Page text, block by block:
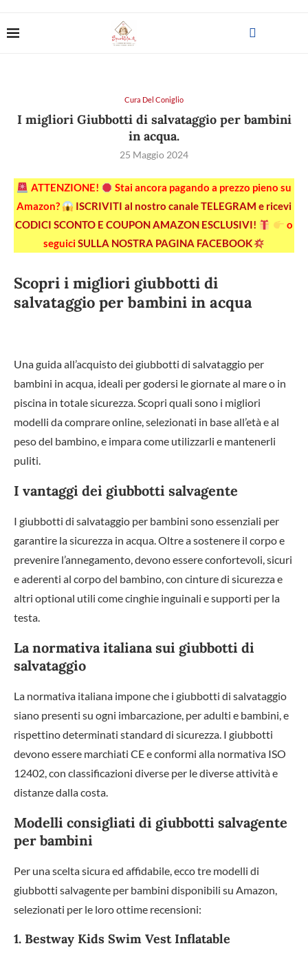
Cura Del Coniglio
I migliori Giubbotti di salvataggio per bambini
in acqua.
25 Maggio 2024
ATTENZIONE!
Stai ancora pagando a prezzo pieno su
Amazon?
ISCRIVITI al nostro canale TELEGRAM e ricevi
CODICI SCONTO E COUPON AMAZON ESCLUSIVI!
o
seguiciSULLA NOSTRA PAGINA FACEBOOK
Scopri i migliori giubbotti di
salvataggio per bambini in acqua
Una guida all’acquisto dei giubbotti di salvataggio per
bambini in acqua, ideali per godersi le giornate al mare o in
piscina in totale sicurezza. Scopri quali sono i migliori
modelli da comprare online, selezionati in base all’età e al
peso del bambino, e impara come utilizzarli e mantenerli
puliti.
I vantaggi dei giubbotti salvagente
I giubbotti di salvataggio per bambini sono essenziali per
garantire la sicurezza in acqua. Oltre a sostenere il corpo e
prevenire l’annegamento, devono essere confortevoli, sicuri
e aderenti al corpo del bambino, con cinture di sicurezza e
altri optional utili come cinghie inguinali e supporti per la
testa.
La normativa italiana sui giubbotti di
salvataggio
La normativa italiana impone che i giubbotti di salvataggio
siano presenti su ogni imbarcazione, per adulti e bambini, e
rispettino determinati standard di sicurezza. I giubbotti
devono essere marchiati CE e conformi alla normativa ISO
12402, con classificazioni diverse per le diverse attività e
distanze dalla costa.
Modelli consigliati di giubbotti salvagente
per bambini
Per una scelta sicura ed affidabile, ecco tre modelli di
giubbotti salvagente per bambini disponibili su Amazon,
selezionati per le loro ottime recensioni:
1. Bestway Kids Swim Vest Inflatable